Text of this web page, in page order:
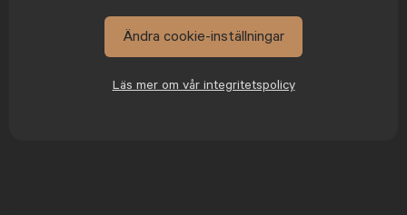
Ändra cookie-inställningar
Läs mer om vår integritetspolicy